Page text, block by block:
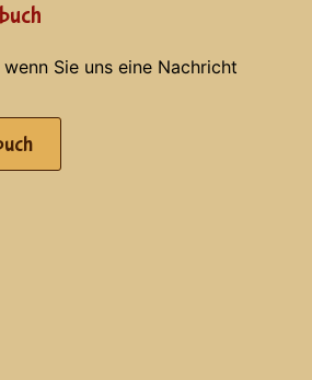
Sie uns eine Nachricht